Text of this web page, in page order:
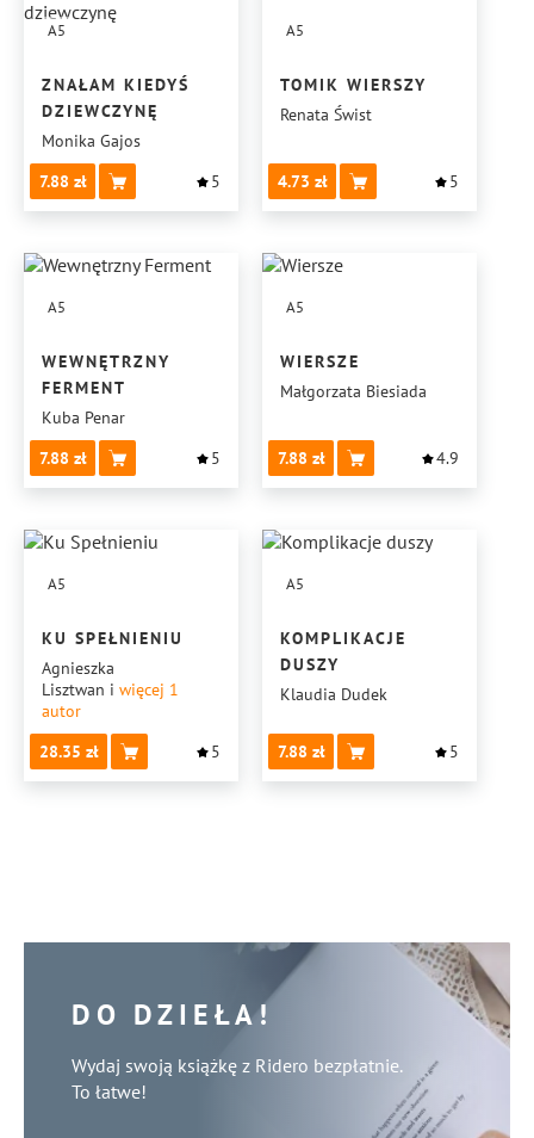
A5
ZNAŁAM KIEDYŚ
DZIEWCZYNĘ
Monika Gajos
7.88
5
A5
TOMIK WIERSZY
Renata Świst
4.73 5
A5
WEWNĘTRZNY
FERMENT
Kuba Penar
7.88
5
A5
WIERSZE
Małgorzata Biesiada
7.88 4.9
A5
KU SPEŁNIENIU
Agnieszka
Lisztwan i więcej 1
autor
28.35
5
A5
KOMPLIKACJE
DUSZY
Klaudia Dudek
7.88 5
DO DZIEŁA!
Wydaj swoją książkę z Ridero bezpłatnie.
To łatwe!